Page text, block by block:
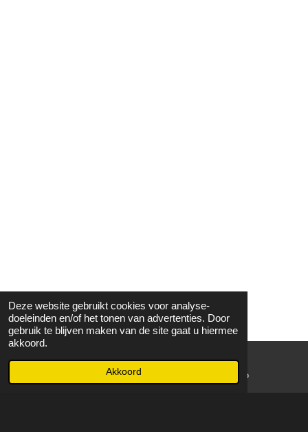
Deze website gebruikt cookies voor analyse-
doeleinden en/of het tonen van advertenties. Door
gebruik te blijven maken van de site gaat u hiermee
akkoord.
Akkoord WhatsApp